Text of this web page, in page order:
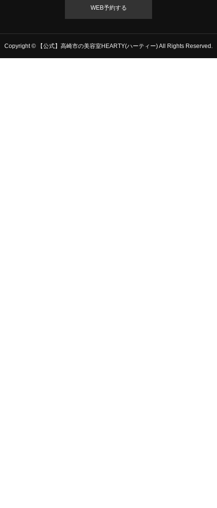
WEB予約する
Copyright © 【公式】高崎市の美容室HEARTY(ハーティー) All Rights Reserved.